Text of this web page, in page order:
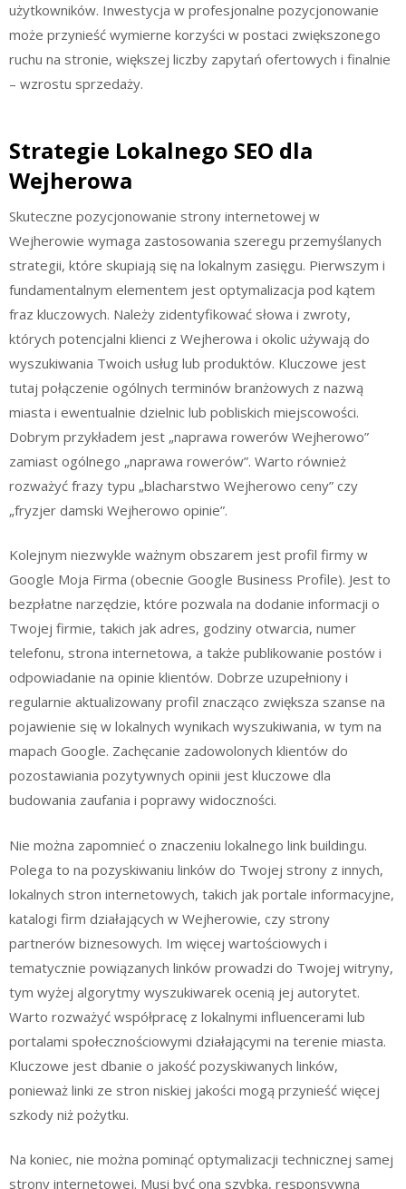
użytkowników. Inwestycja w profesjonalne pozycjonowanie
może przynieść wymierne korzyści w postaci zwiększonego
ruchu na stronie, większej liczby zapytań ofertowych i finalnie
– wzrostu sprzedaży.
Strategie Lokalnego SEO dla
Wejherowa
Skuteczne pozycjonowanie strony internetowej w
Wejherowie wymaga zastosowania szeregu przemyślanych
strategii, które skupiają się na lokalnym zasięgu. Pierwszym i
fundamentalnym elementem jest optymalizacja pod kątem
fraz kluczowych. Należy zidentyfikować słowa i zwroty,
których potencjalni klienci z Wejherowa i okolic używają do
wyszukiwania Twoich usług lub produktów. Kluczowe jest
tutaj połączenie ogólnych terminów branżowych z nazwą
miasta i ewentualnie dzielnic lub pobliskich miejscowości.
Dobrym przykładem jest „naprawa rowerów Wejherowo”
zamiast ogólnego „naprawa rowerów”. Warto również
rozważyć frazy typu „blacharstwo Wejherowo ceny” czy
„fryzjer damski Wejherowo opinie”.
Kolejnym niezwykle ważnym obszarem jest profil firmy w
Google Moja Firma (obecnie Google Business Profile). Jest to
bezpłatne narzędzie, które pozwala na dodanie informacji o
Twojej firmie, takich jak adres, godziny otwarcia, numer
telefonu, strona internetowa, a także publikowanie postów i
odpowiadanie na opinie klientów. Dobrze uzupełniony i
regularnie aktualizowany profil znacząco zwiększa szanse na
pojawienie się w lokalnych wynikach wyszukiwania, w tym na
mapach Google. Zachęcanie zadowolonych klientów do
pozostawiania pozytywnych opinii jest kluczowe dla
budowania zaufania i poprawy widoczności.
Nie można zapomnieć o znaczeniu lokalnego link buildingu.
Polega to na pozyskiwaniu linków do Twojej strony z innych,
lokalnych stron internetowych, takich jak portale informacyjne,
katalogi firm działających w Wejherowie, czy strony
partnerów biznesowych. Im więcej wartościowych i
tematycznie powiązanych linków prowadzi do Twojej witryny,
tym wyżej algorytmy wyszukiwarek ocenią jej autorytet.
Warto rozważyć współpracę z lokalnymi influencerami lub
portalami społecznościowymi działającymi na terenie miasta.
Kluczowe jest dbanie o jakość pozyskiwanych linków,
ponieważ linki ze stron niskiej jakości mogą przynieść więcej
szkody niż pożytku.
Na koniec, nie można pominąć optymalizacji technicznej samej
strony internetowej. Musi być ona szybka, responsywna